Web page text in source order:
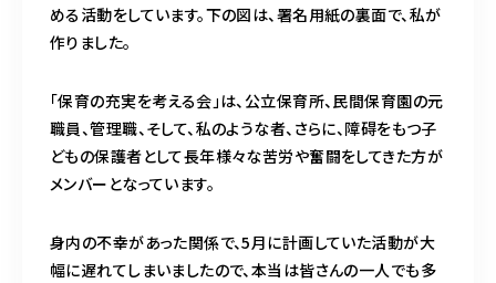
める活動をしています。下の図は、署名用紙の裏面で、私が
作りました。
「保育の充実を考える会」は、公立保育所、民間保育園の元
職員、管理職、そして、私のような者、さらに、障碍をもつ子
どもの保護者として長年様々な苦労や奮闘をしてきた方が
メンバーとなっています。
身内の不幸があった関係で、5月に計画していた活動が大
幅に遅れてしまいましたので、本当は皆さんの一人でも多